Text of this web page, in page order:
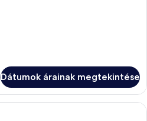
Dátumok árainak megtekintése
Egy szállodai szoba két faágyjal,